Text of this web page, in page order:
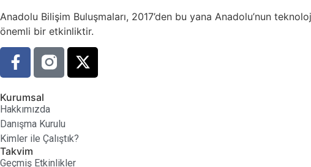
Anadolu Bilişim Buluşmaları, 2017’den bu yana Anadolu’nun
önemli bir etkinliktir.
Kurumsal
Hakkımızda
Danışma Kurulu
Kimler ile Çalıştık?
Takvim
Geçmiş Etkinlikler